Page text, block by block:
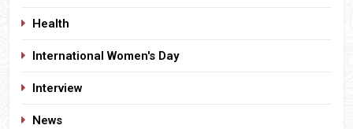
Health
International Women's Day
Interview
News